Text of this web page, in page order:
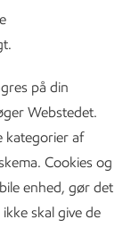
på din
Webstedet.
kategorier af
Cookies og
enhed, gør det
skal give de